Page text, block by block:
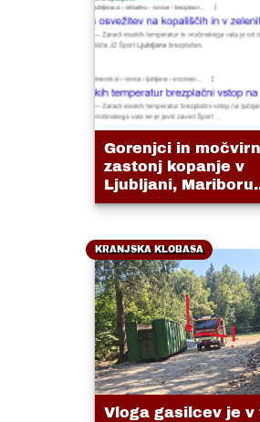
Gorenjci in
zastonj kopanje v
Ljubljani,
KRANJSKA KLOBASA
Vloga gasilcev je v